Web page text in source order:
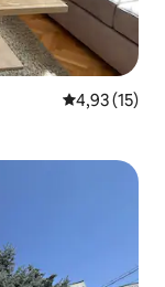
4,93 de uma
4,93 (15)